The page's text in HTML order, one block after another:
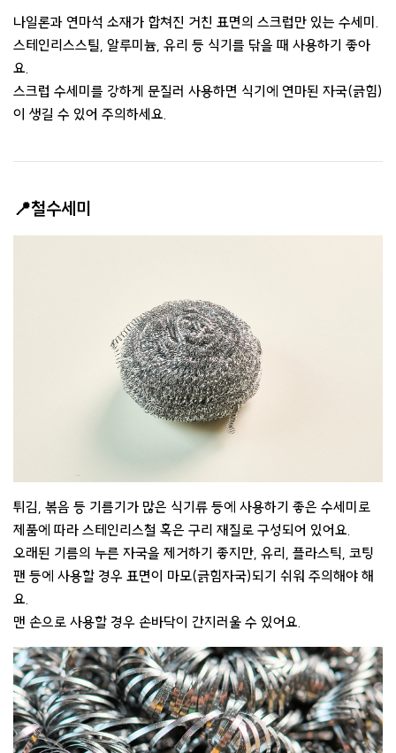
나일론과 연마석 소재가 합쳐진 거친 표면의 스크럽만 있는 수세미.
스테인리스스틸, 알루미늄, 유리 등 식기를 닦을 때 사용하기 좋아
요.
스크럽 수세미를 강하게 문질러 사용하면 식기에 연마된 자국(긁힘)
이 생길 수 있어 주의하세요.
📍철수세미
튀김, 볶음 등 기름기가 많은 식기류 등에 사용하기 좋은 수세미로
제품에 따라 스테인리스철 혹은 구리 재질로 구성되어 있어요.
오래된 기름의 누른 자국을 제거하기 좋지만, 유리, 플라스틱, 코팅
팬 등에 사용할 경우 표면이 마모(긁힘자국)되기 쉬워 주의해야 해
요.
맨 손으로 사용할 경우 손바닥이 간지러울 수 있어요.